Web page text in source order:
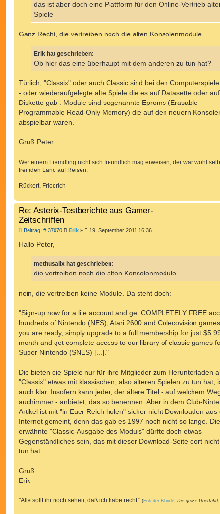
das ist aber doch eine Plattform für den Online-Vertrieb
Spiele
Ganz Recht, die vertreiben noch die alten Konsolenmodule.
Erik hat geschrieben:
Ob hier das eine überhaupt mit dem anderen zu tun hat?
Türlich, "Classix" oder auch Classic sind bei den
- oder wiederaufgelegte alte Spiele die es auf Datasette oder auf
Diskette gab . Module sind sogenannte Eproms (Erasable
Programmable Read-Only Memory) die auf den neuern
abspielbar waren.
Gruß Peter
Wer einem Fremdling nicht sich freundlich mag erweisen, der war wohl
fremden Land auf Reisen.
Rückert, Friedrich
Re: Asterix-Testberichte aus Gamer-
Zeitschriften
Beitrag: # 37070B
r
a
Erik » 19. September 2011 16:36
Hallo Peter,
methusalix hat geschrieben:
die vertreiben noch die alten Konsolenmodule.
nein, die vertreiben keine Module. Da steht doch:
"Sign-up now for a lite account and get COMPLETELY FREE
hundreds of Nintendo (NES), Atari 2600 and Colecovision
you are ready, simply upgrade to a full membership for just
month and get complete access to our library of classic games
Super Nintendo (SNES) [...]."
Die bieten die Spiele nur für ihre Mitglieder zum Herunterladen
"Classix" etwas mit klassischen, also älteren Spielen zu tun hat,
auch klar. Insofern kann jeder, der ältere Titel - auf welchem
auchimmer - anbietet, das so benennen. Aber in dem Club-
Artikel ist mit "in Euer Reich holen" sicher nicht Downloaden aus
Internet gemeint, denn das gab es 1997 noch nicht so lange.
erwähnte "Classic-Ausgabe des Moduls" dürfte doch etwas
Gegenständliches sein, das mit dieser Download-Seite dort
tun hat.
Gruß
Erik
"Alle sollt ihr noch sehen, daß ich habe recht!" (Erik der Blonde, Die große Überfahrt,